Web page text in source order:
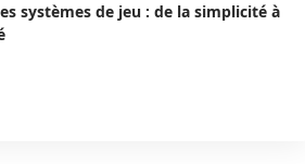
systèmes de jeu : de la simplicité à